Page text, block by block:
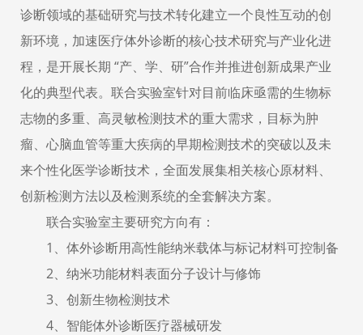
诊断领域的基础研究与技术转化建立一个良性互动的创
新环境，加速医疗体外诊断的核心技术研究与产业化进
程，是开展长期 “产、学、研”合作并推进创新成果产业
化的典型代表。联合实验室针对目前临床亟需的生物标
志物的多重、高灵敏检测技术的重大需求，目标为肿
瘤、心脑血管等重大疾病的早期检测技术的突破以及未
来个性化医学诊断技术，全面发展集相关核心原材料、
创新检测方法以及检测系统的全套解决方案。
联合实验室主要研究方向有：
1、体外诊断用高性能纳米载体与标记材料可控制备
2、纳米功能材料表面分子设计与修饰
3、创新生物检测技术
4、智能体外诊断医疗器械研发